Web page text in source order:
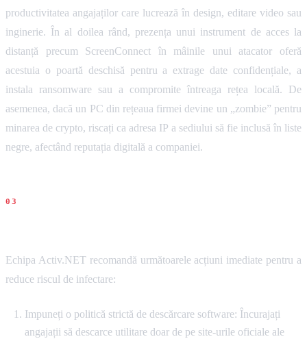
productivitatea angajaților care lucrează în design, editare video sau
inginerie. În al doilea rând, prezența unui instrument de acces la
distanță precum ScreenConnect în mâinile unui atacator oferă
acestuia o poartă deschisă pentru a extrage date confidențiale, a
instala ransomware sau a compromite întreaga rețea locală. De
asemenea, dacă un PC din rețeaua firmei devine un „zombie” pentru
minarea de crypto, riscați ca adresa IP a sediului să fie inclusă în liste
negre, afectând reputația digitală a companiei.
Echipa Activ.NET recomandă următoarele acțiuni imediate pentru a
reduce riscul de infectare:
Impuneți o politică strictă de descărcare software: Încurajați
angajații să descarce utilitare doar de pe site-urile oficiale ale